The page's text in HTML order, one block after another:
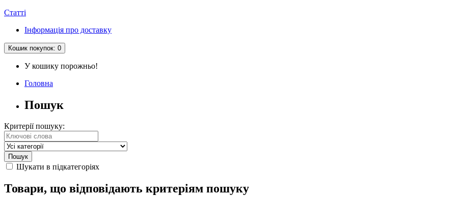
Статті
Інформація про доставку
Кошик покупок: 0
У кошику порожньо!
Головна
Пошук
Критерії пошуку:
Шукати в підкатегоріях
Товари, що відповідають критеріям пошуку